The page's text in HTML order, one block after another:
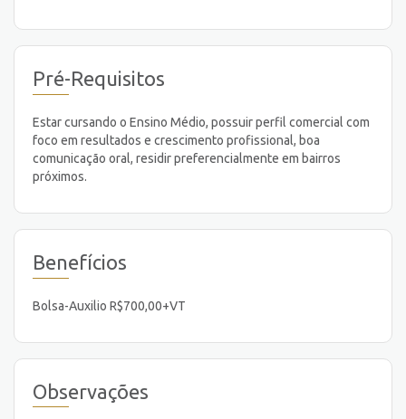
Pré-Requisitos
Estar cursando o Ensino Médio, possuir perfil comercial com
foco em resultados e crescimento profissional, boa
comunicação oral, residir preferencialmente em bairros
próximos.
Benefícios
Bolsa-Auxilio R$700,00+VT
Observações